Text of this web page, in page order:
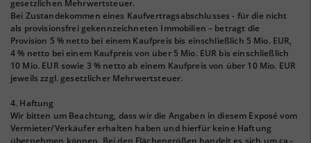
gesetzlichen Mehrwertsteuer.
Bei Zustandekommen eines Kaufvertragsabschlusses - für die nicht
als provisionsfrei gekennzeichneten Immobilien – betragt die
Provision 5 % netto bei einem Kaufpreis bis einschließlich 5 Mio. EUR,
4 % netto bei einem Kaufpreis von über 5 Mio. EUR bis einschließlich
10 Mio. EUR sowie 3 % netto ab einem Kaufpreis von über 10 Mio. EUR
jeweils zzgl. gesetzlicher Mehrwertsteuer.
4. Haftung
Wir bitten um Beachtung, dass wir die Angaben in diesem Exposé vom
Vermieter/Verkäufer erhalten haben und hierfür keine Haftung
übernehmen können. Bei den Flächengrößen handelt es sich um ca.-